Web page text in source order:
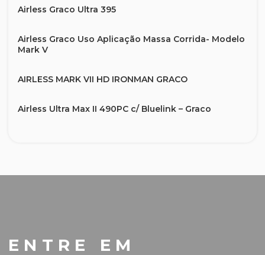
Airless Graco Ultra 395
Airless Graco Uso Aplicação Massa Corrida- Modelo
Mark V
AIRLESS MARK VII HD IRONMAN GRACO
Airless Ultra Max II 490PC c/ Bluelink – Graco
Graco King E60 Solução para revestimentos
protetivos
ENTRE EM